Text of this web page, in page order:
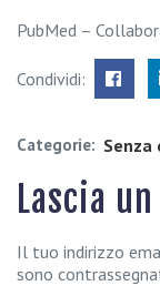
PubMed –
Condividi:
Categorie: Senza
Lascia
Il tuo indirizzo
sono